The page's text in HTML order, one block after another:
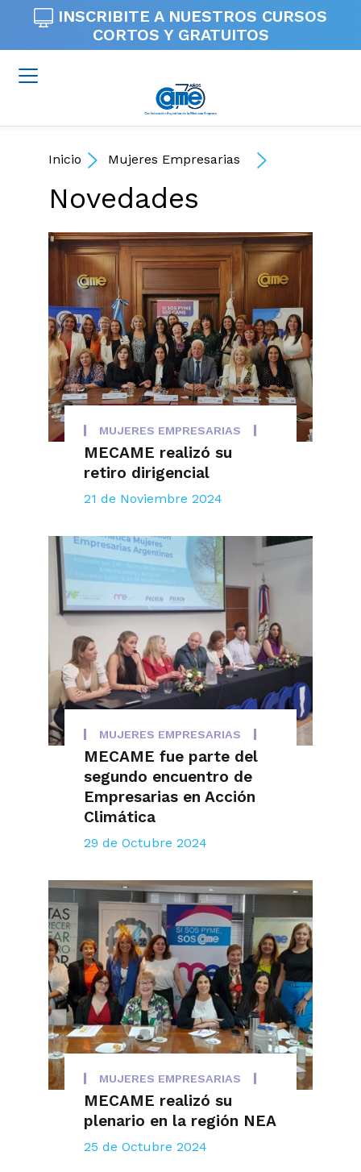
INSCRIBITE A NUESTROS CURSOS
CORTOS Y GRATUITOS
Inicio Mujeres Empresarias
Novedades
MUJERES EMPRESARIAS
MECAME realizó su
retiro dirigencial
21 de Noviembre 2024
MUJERES EMPRESARIAS
MECAME fue parte del
segundo encuentro de
Empresarias en Acción
Climática
29 de Octubre 2024
MUJERES EMPRESARIAS
MECAME realizó su
plenario en la región NEA
25 de Octubre 2024